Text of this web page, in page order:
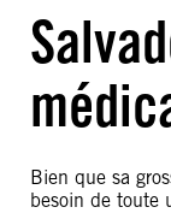
Bien que sa
besoin de toute